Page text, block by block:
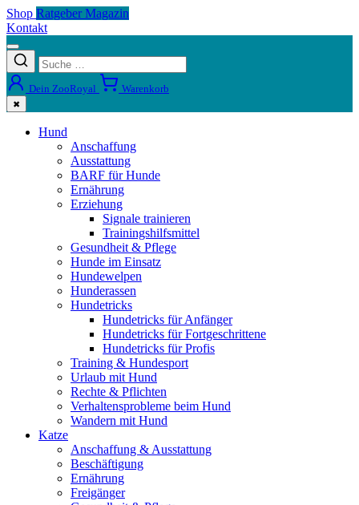
Shop Ratgeber Magazin
Kontakt
Dein ZooRoyal Warenkorb
✖
Hund
Anschaffung
Ausstattung
BARF für Hunde
Ernährung
Erziehung
Signale trainieren
Trainingshilfsmittel
Gesundheit & Pflege
Hunde im Einsatz
Hundewelpen
Hunderassen
Hundetricks
Hundetricks für Anfänger
Hundetricks für Fortgeschrittene
Hundetricks für Profis
Training & Hundesport
Urlaub mit Hund
Rechte & Pflichten
Verhaltensprobleme beim Hund
Wandern mit Hund
Katze
Anschaffung & Ausstattung
Beschäftigung
Ernährung
Freigänger